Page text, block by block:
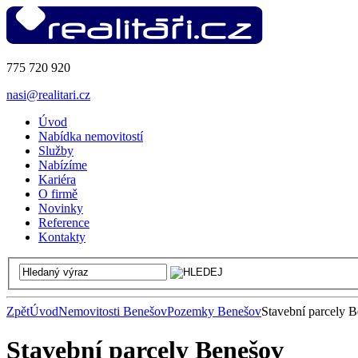
775 720 920
nasi@realitari.cz
Úvod
Nabídka nemovitostí
Služby
Nabízíme
Kariéra
O firmě
Novinky
Reference
Kontakty
ZpětÚvodNemovitosti BenešovPozemky BenešovStavební parcely
Stavební parcely Benešov